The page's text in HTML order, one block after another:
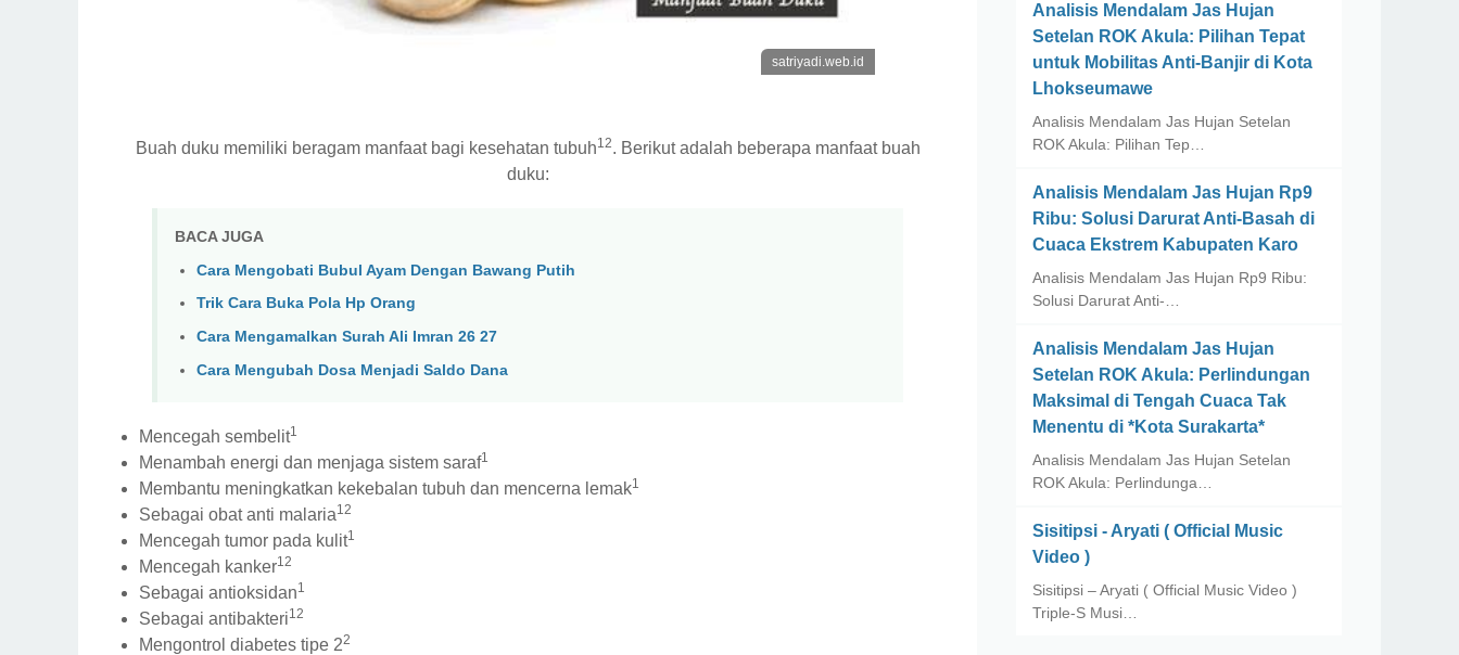
satriyadi.web.id
Buah duku memiliki beragam manfaat bagi kesehatan tubuh12. Berikut adalah beberapa manfaat buah
duku:
BACA JUGA
Cara Mengobati Bubul Ayam Dengan Bawang Putih
Trik Cara Buka Pola Hp Orang
Cara Mengamalkan Surah Ali Imran 26 27
Cara Mengubah Dosa Menjadi Saldo Dana
Mencegah sembelit1
Menambah energi dan menjaga sistem saraf1
Membantu meningkatkan kekebalan tubuh dan mencerna lemak1
Sebagai obat anti malaria1 2
Mencegah tumor pada kulit1
Mencegah kanker1 2
Sebagai antioksidan1
Sebagai antibakteri1 2
Mengontrol diabetes tipe 22
Analisis Mendalam Jas Hujan
Setelan ROK Akula: Pilihan Tepat
untuk Mobilitas Anti-Banjir di Kota
Lhokseumawe
Analisis Mendalam Jas Hujan Setelan
ROK Akula: Pilihan Tep…
Analisis Mendalam Jas Hujan Rp9
Ribu: Solusi Darurat Anti-Basah di
Cuaca Ekstrem Kabupaten Karo
Analisis Mendalam Jas Hujan Rp9 Ribu:
Solusi Darurat Anti-…
Analisis Mendalam Jas Hujan
Setelan ROK Akula: Perlindungan
Maksimal di Tengah Cuaca Tak
Menentu di *Kota Surakarta*
Analisis Mendalam Jas Hujan Setelan
ROK Akula: Perlindunga…
Sisitipsi - Aryati ( Official Music
Video )
Sisitipsi – Aryati ( Official Music Video )
Triple-S Musi…